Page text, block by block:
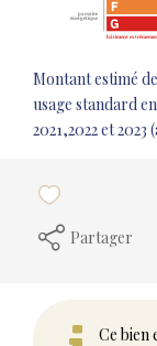
Montant estimé
usage standard
2021,2022 et
Partager
Ce bien